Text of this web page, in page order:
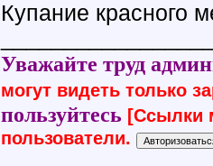
Купание красного
Уважайте труд
могут видеть только
пользуйтесь [Ссылки
пользователи.